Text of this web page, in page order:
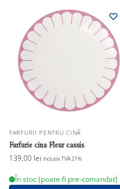
FARFURII PENTRU CINĂ
Farfurie cina Fleur cassis
139,00 lei Inclusiv TVA 21%
În stoc (poate fi pre-comandat)